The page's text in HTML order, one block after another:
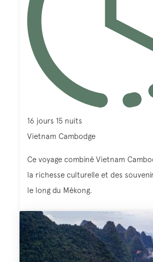
16 jours 15 nuits
Vietnam Cambodge
Ce voyage combiné Vietnam
la richesse culturelle et des
le long du Mékong.